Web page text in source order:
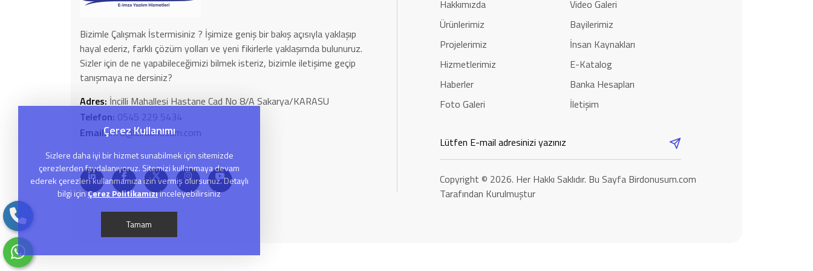
Bizimle Çalışmak İstermisiniz ? İşimize geniş bir bakış açısıyla yaklaşıp
hayal ederiz, farklı çözüm yolları ve yeni fikirlerle yaklaşımda bulunuruz.
Sizler için de ne yapabileceğimizi bilmek isteriz, bizimle iletişime geçip
tanışmaya ne dersiniz?
Adres: İncilli Mahallesi Hastane Cad No 8/A Sakarya/KARASU
Telefon: 0545 229 5434
Email:info@birdonusum.com
Hakkımızda
Ürünlerimiz
Projelerimiz
Hizmetlerimiz
Haberler
Foto Galeri
Video Galeri
Bayilerimiz
İnsan Kaynakları
E-Katalog
Banka Hesapları
İletişim
Copyright © 2026. Her Hakkı Saklıdır. Bu Sayfa Birdonusum.com
Tarafından Kurulmuştur
Çerez Kullanımı
Sizlere daha iyi bir hizmet sunabilmek için sitemizde
çerezlerden faydalanıyoruz. Sitemizi kullanmaya devam
ederek çerezleri kullanmamıza izin vermiş olursunuz. Detaylı
bilgi içinÇerez Politikamızıinceleyebilirsiniz
Tamam